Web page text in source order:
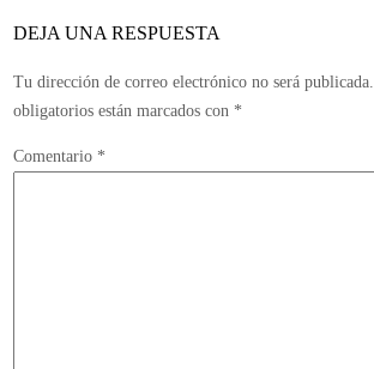
DEJA UNA RESPUESTA
Tu dirección de correo electrónico no será publicada.
obligatorios están marcados con *
Comentario *